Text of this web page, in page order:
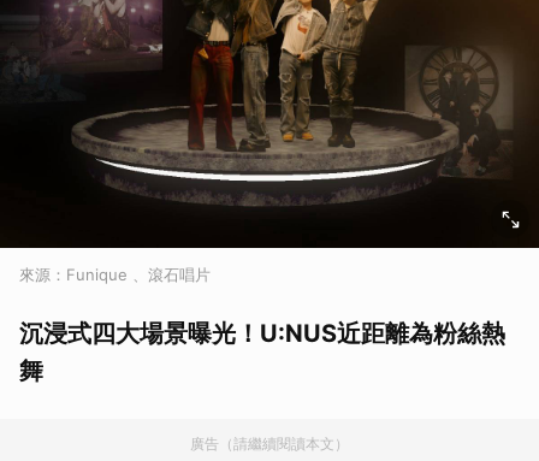
來源：Funique 、滾石唱片
沉浸式四大場景曝光！U:NUS近距離為粉絲熱
舞
廣告（請繼續閱讀本文）